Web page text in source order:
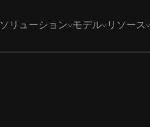
ソリューション モデル リソース